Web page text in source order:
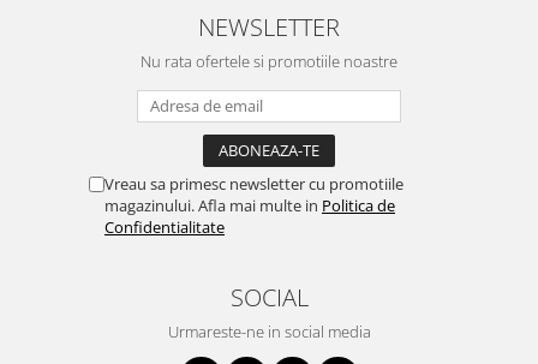
NEWSLETTER
Nu rata ofertele si promotiile noastre
Vreau sa primesc newsletter cu promotiile
magazinului. Afla mai multe in Politica de
Confidentialitate
SOCIAL
Urmareste-ne in social media